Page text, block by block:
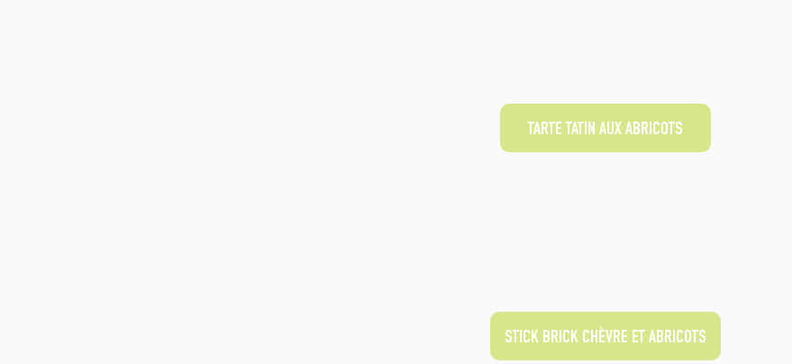
TARTE TATIN AUX ABRICOTS
STICK BRICK CHÈVRE ET ABRICOTS